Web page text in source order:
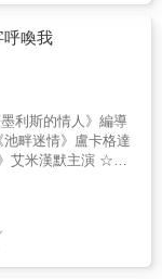
變奏曲， 也許
麼，但終有一天你
，同樣地，我一定
過了這麼多年，我
戰過&hellip;&hellip;
羅想撤銷生命中的
他並不開
事：失去的自由和
言說的渴望。 他
誘哄她說話； 渴
住對她百般呵護。
了獨處的機會
會以這種方式與她
現失蹤的鸚鵡停在
，卻不慎失足摔
她的舊愛阿里薩竟
下一封長達七十頁
，他們曾經愛得刻
成了航運大亨，不
感情。為了化解心
呼喚我
米漢默主演 ☆永